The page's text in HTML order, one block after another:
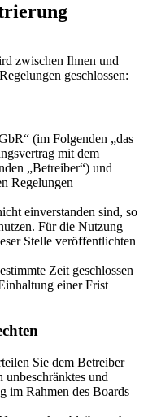
zwischen Ihnen und
geschlossen:
(im Folgenden „das
mit dem
„Betreiber“) und
Regelungen
einverstanden sind, so
Für die Nutzung
Stelle veröffentlichten
Zeit geschlossen
einer Frist
Sie dem Betreiber
und
im Rahmen des Boards